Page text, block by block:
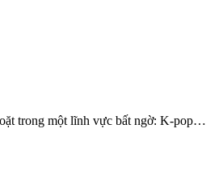
trong một lĩnh vực bất ngờ: K-pop…